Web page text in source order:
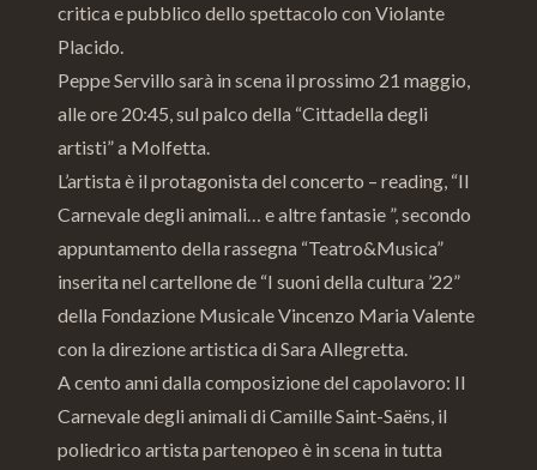
critica e pubblico dello spettacolo con Violante
Placido.
Peppe Servillo sarà in scena il prossimo 21 maggio,
alle ore 20:45, sul palco della “Cittadella degli
artisti” a Molfetta.
L’artista è il protagonista del concerto – reading, “Il
Carnevale degli animali… e altre fantasie ”, secondo
appuntamento della rassegna “Teatro&Musica”
inserita nel cartellone de “I suoni della cultura ’22”
della Fondazione Musicale Vincenzo Maria Valente
con la direzione artistica di Sara Allegretta.
A cento anni dalla composizione del capolavoro: Il
Carnevale degli animali di Camille Saint-Saëns, il
poliedrico artista partenopeo è in scena in tutta